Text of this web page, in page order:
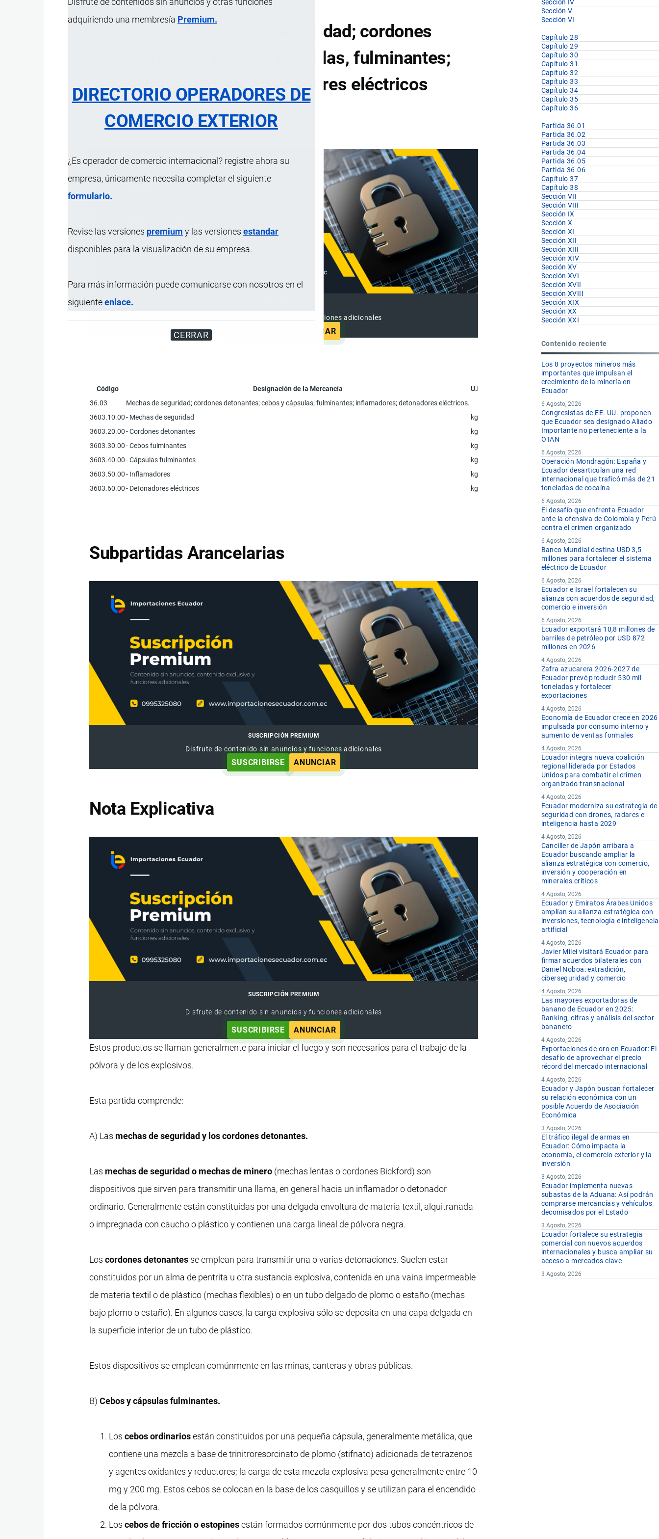
adquiriendo una membresía Premium.
DIRECTORIO OPERADORES DE
COMERCIO EXTERIOR
¿Es operador de comercio internacional? registre ahora su
empresa, únicamente necesita completar el siguiente
formulario.
Revise las versiones premium y las versiones estandar
disponibles para la visualización de su empresa.
Para más información puede comunicarse con nosotros en el
siguienteenlace.
CERRAR
36.03 Mechas de seguridad; cordones
detonantes; cebos y cápsulas, fulminantes;
inflamadores; detonadores eléctricos
ÍNDICE DE CONTENIDOS
Disfrute de contenido sin anuncios y funciones adicionales
ANUNCIAR
Código Designación de la Mercancía
U.F
36.03
Mechas de seguridad; cordones detonantes; cebos y cápsulas, fulminantes; inflamadores; detonadores eléctricos.
3603.10.00- Mechas de seguridad
kg
3603.20.00- Cordones detonantes
kg
3603.30.00- Cebos fulminantes
kg
3603.40.00- Cápsulas fulminantes
kg
3603.50.00- Inflamadores
kg
3603.60.00- Detonadores eléctricos kg
Subpartidas Arancelarias
SUSCRIPCIÓN PREMIUM
Disfrute de contenido sin anuncios y funciones adicionales
SUSCRIBIRSE ANUNCIAR
Nota Explicativa
SUSCRIPCIÓN PREMIUM
Disfrute de contenido sin anuncios y funciones adicionales
SUSCRIBIRSE ANUNCIAR
Estos productos se llaman generalmente para iniciar el fuego y son necesarios para el trabajo de la
pólvora y de los explosivos.
Esta partida comprende:
A) Las mechas de seguridad y los cordones detonantes.
Las mechas de seguridad o mechas de minero (mechas lentas o cordones Bickford) son
dispositivos que sirven para transmitir una llama, en general hacia un inflamador o detonador
ordinario. Generalmente están constituidas por una delgada envoltura de materia textil, alquitranada
o impregnada con caucho o plástico y contienen una carga lineal de pólvora negra.
Loscordones detonantes se emplean para transmitir una o varias detonaciones. Suelen estar
constituidos por un alma de pentrita u otra sustancia explosiva, contenida en una vaina impermeable
de materia textil o de plástico (mechas flexibles) o en un tubo delgado de plomo o estaño (mechas
bajo plomo o estaño). En algunos casos, la carga explosiva sólo se deposita en una capa delgada en
la superficie interior de un tubo de plástico.
Estos dispositivos se emplean comúnmente en las minas, canteras y obras públicas.
B)Cebos y cápsulas fulminantes.
Loscebos ordinariosestán constituidos por una pequeña cápsula, generalmente metálica, que
contiene una mezcla a base de trinitroresorcinato de plomo (stifnato) adicionada de tetrazenos
y agentes oxidantes y reductores; la carga de esta mezcla explosiva pesa generalmente entre 10
mg y 200 mg. Estos cebos se colocan en la base de los casquillos y se utilizan para el encendido
de la pólvora.
Loscebos de fricción o estopinesestán formados comúnmente por dos tubos concéntricos de
Sección IV
Sección V
Sección VI
Capítulo 28
Capítulo 29
Capítulo 30
Capítulo 31
Capítulo 32
Capítulo 33
Capítulo 34
Capítulo 35
Capítulo 36
Partida 36.01
Partida 36.02
Partida 36.03
Partida 36.04
Partida 36.05
Partida 36.06
Capítulo 37
Capítulo 38
Sección VII
Sección VIII
Sección IX
Sección X
Sección XI
Sección XII
Sección XIII
Sección XIV
Sección XV
Sección XVI
Sección XVII
Sección XVIII
Sección XIX
Sección XX
Sección XXI
Contenido reciente
Los 8 proyectos mineros más
importantes que impulsan el
crecimiento de la minería en
Ecuador
6 Agosto, 2026
Congresistas de EE. UU. proponen
que Ecuador sea designado Aliado
Importante no perteneciente a la
OTAN
6 Agosto, 2026
Operación Mondragón: España y
Ecuador desarticulan una red
internacional que traficó más de 21
toneladas de cocaína
6 Agosto, 2026
El desafío que enfrenta Ecuador
ante la ofensiva de Colombia y Perú
contra el crimen organizado
6 Agosto, 2026
Banco Mundial destina USD 3,5
millones para fortalecer el sistema
eléctrico de Ecuador
6 Agosto, 2026
Ecuador e Israel fortalecen su
alianza con acuerdos de seguridad,
comercio e inversión
6 Agosto, 2026
Ecuador exportará 10,8 millones de
barriles de petróleo por USD 872
millones en 2026
4 Agosto, 2026
Zafra azucarera 2026-2027 de
Ecuador prevé producir 530 mil
toneladas y fortalecer
exportaciones
4 Agosto, 2026
Economía de Ecuador crece en 2026
impulsada por consumo interno y
aumento de ventas formales
4 Agosto, 2026
Ecuador integra nueva coalición
regional liderada por Estados
Unidos para combatir el crimen
organizado transnacional
4 Agosto, 2026
Ecuador moderniza su estrategia de
seguridad con drones, radares e
inteligencia hasta 2029
4 Agosto, 2026
Canciller de Japón arribara a
Ecuador buscando ampliar la
alianza estratégica con comercio,
inversión y cooperación en
minerales críticos
4 Agosto, 2026
Ecuador y Emiratos Árabes Unidos
amplían su alianza estratégica con
inversiones, tecnología e inteligencia
artificial
4 Agosto, 2026
Javier Milei visitará Ecuador para
firmar acuerdos bilaterales con
Daniel Noboa: extradición,
ciberseguridad y comercio
4 Agosto, 2026
Las mayores exportadoras de
banano de Ecuador en 2025:
Ranking, cifras y análisis del sector
bananero
4 Agosto, 2026
Exportaciones de oro en Ecuador: El
desafío de aprovechar el precio
récord del mercado internacional
4 Agosto, 2026
Ecuador y Japón buscan fortalecer
su relación económica con un
posible Acuerdo de Asociación
Económica
3 Agosto, 2026
El tráfico ilegal de armas en
Ecuador: Cómo impacta la
economía, el comercio exterior y la
inversión
3 Agosto, 2026
Ecuador implementa nuevas
subastas de la Aduana: Así podrán
comprarse mercancías y vehículos
decomisados por el Estado
3 Agosto, 2026
Ecuador fortalece su estrategia
comercial con nuevos acuerdos
internacionales y busca ampliar su
acceso a mercados clave
3 Agosto, 2026